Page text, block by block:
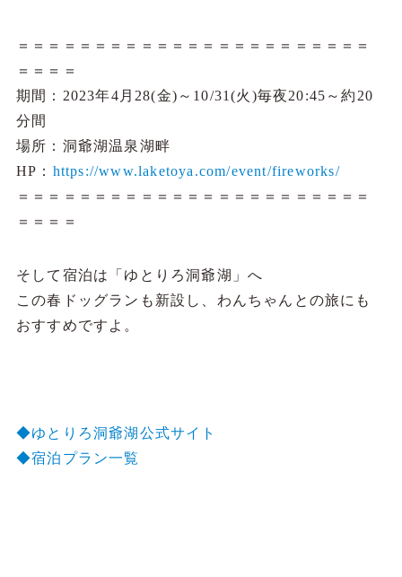
＝＝＝＝＝＝＝＝＝＝＝＝＝＝＝＝＝＝＝＝＝＝＝
＝＝＝＝
期間：2023年4月28(金)～10/31(火)毎夜20:45～約20
分間
場所：洞爺湖温泉湖畔
HP： https://www.laketoya.com/event/fireworks/
＝＝＝＝＝＝＝＝＝＝＝＝＝＝＝＝＝＝＝＝＝＝＝
＝＝＝＝
そして宿泊は「ゆとりろ洞爺湖」へ
この春ドッグランも新設し、わんちゃんとの旅にも
おすすめですよ。
◆ゆとりろ洞爺湖公式サイト
◆宿泊プラン一覧